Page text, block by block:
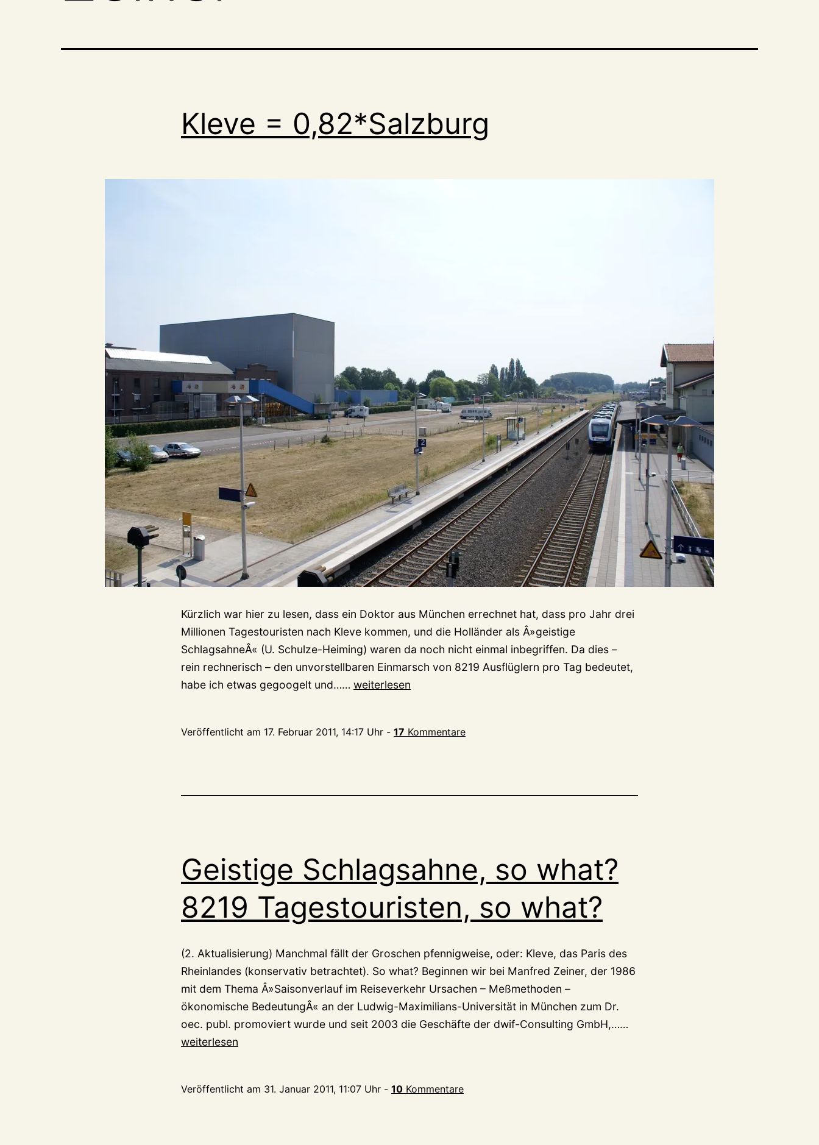
Kleve = 0,82*Salzburg
Kürzlich war hier zu lesen, dass ein Doktor aus München errechnet hat, dass pro Jahr drei
Millionen Tagestouristen nach Kleve kommen, und die Holländer als Â»geistige
SchlagsahneÂ« (U. Schulze-Heiming) waren da noch nicht einmal inbegriffen. Da dies –
rein rechnerisch – den unvorstellbaren Einmarsch von 8219 Ausflüglern pro Tag bedeutet,
habe ich etwas gegoogelt und…… Kleve
weiterlesen
Veröffentlicht am 17. Februar 2011, 14:17 Uhr - 17 Kommentare
Geistige Schlagsahne, so what?
8219 Tagestouristen, so what?
(2. Aktualisierung) Manchmal fällt der Groschen pfennigweise, oder: Kleve, das Paris des
Rheinlandes (konservativ betrachtet). So what? Beginnen wir bei Manfred Zeiner, der 1986
mit dem Thema Â»Saisonverlauf im Reiseverkehr Ursachen – Meßmethoden –
ökonomische BedeutungÂ« an der Ludwig-Maximilians-Universität in München zum Dr.
oec. publ. promoviert wurde und seit 2003 die Geschäfte der dwif-Consulting GmbH,……
weiterlesen
Veröffentlicht am 31. Januar 2011, 11:07 Uhr - 10 Kommentare